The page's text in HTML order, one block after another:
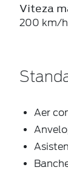
Viteza
200 km/h
Aer